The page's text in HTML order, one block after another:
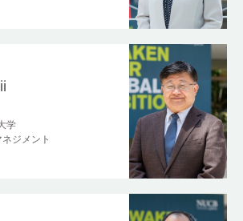
学
ジメント